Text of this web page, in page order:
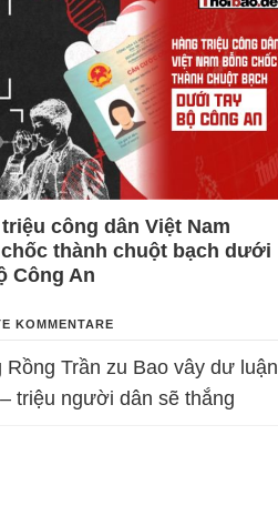
công dân Việt Nam
thành chuột bạch dưới
Công An
KOMMENTARE
Rồng Trần zu Bao vây dư luận
triệu người dân sẽ thắng